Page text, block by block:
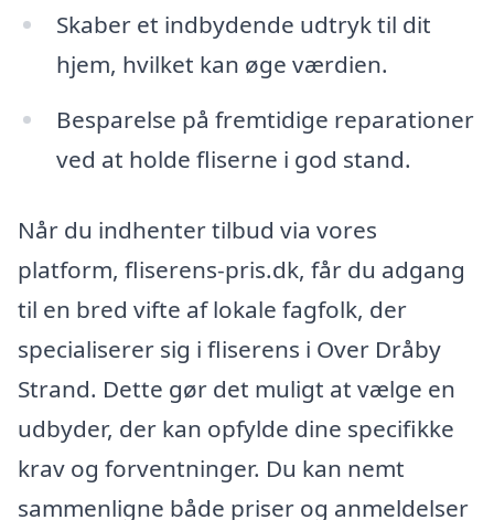
Skaber et indbydende udtryk til dit
hjem, hvilket kan øge værdien.
Besparelse på fremtidige reparationer
ved at holde fliserne i god stand.
Når du indhenter tilbud via vores
platform, fliserens-pris.dk, får du adgang
til en bred vifte af lokale fagfolk, der
specialiserer sig i fliserens i Over Dråby
Strand. Dette gør det muligt at vælge en
udbyder, der kan opfylde dine specifikke
krav og forventninger. Du kan nemt
sammenligne både priser og anmeldelser